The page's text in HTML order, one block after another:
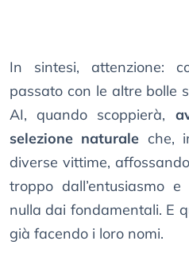
In sintesi, attenzione:
passato con le altre bolle
AI, quando scoppierà,
selezione naturale che,
diverse vittime,
troppo dall’entusiasmo
nulla dai fondamentali. E
già facendo i loro nomi.